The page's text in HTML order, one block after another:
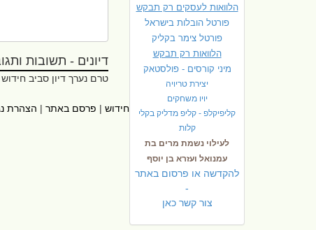
הלוואות לעסקים רק תבקש
פורטל הובלות בישראל
פורטל צימר בקליק
הלוואות רק תבקש
מיני קורסים - פולסטאק
יצירת טריויה
יויו משחקים
קליפיקלפ - קליפ מדליק בקלי
קלות
לעילוי נשמת מרים בת
עמנואל ועזרא בן יוסף
להקדשה או פרסום באתר
-
צור קשר כאן
דיונים - תשובות
טרם נערך דיון סביב
ראשי | אתרי עזר | אודות חידוש | פרסם באתר | הצהרת